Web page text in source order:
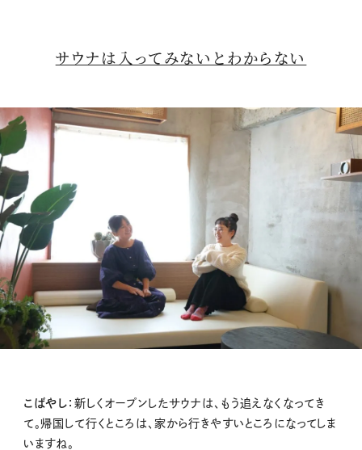
サウナは入ってみないとわからない
こばやし： 新しくオープンしたサウナは、もう追えなくなってき
て。帰国して行くところは、家から行きやすいところになってしま
いますね。